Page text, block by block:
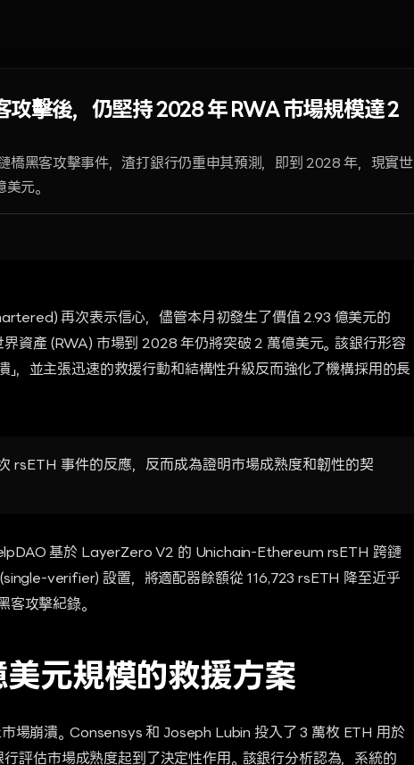
擊後，仍堅持 2028 年 RWA 市場規模達 2
橋黑客攻擊事件，渣打銀行仍重申其預測，即到 2028 年，現實世
元。
再次表示信心，儘管本月初發生了價值 2.93 億美元的
資產 (RWA) 市場到 2028 年仍將突破 2 萬億美元。該銀行形容
」，並主張迅速的救援行動和結構性升級反而強化了機構採用的長
rsETH 事件的反應，反而成為證明市場成熟度和韌性的契
基於 LayerZero V2 的 Unichain-Ethereum rsETH 跨鏈
verifier) 設置，將適配器餘額從 116,723 rsETH 降至近乎
攻擊紀錄。
元規模的救援方案
場崩潰。Consensys 和 Joseph Lubin 投入了 3 萬枚 ETH 用於
評估市場成熟度起到了決定性作用。該銀行分析認為，系統的